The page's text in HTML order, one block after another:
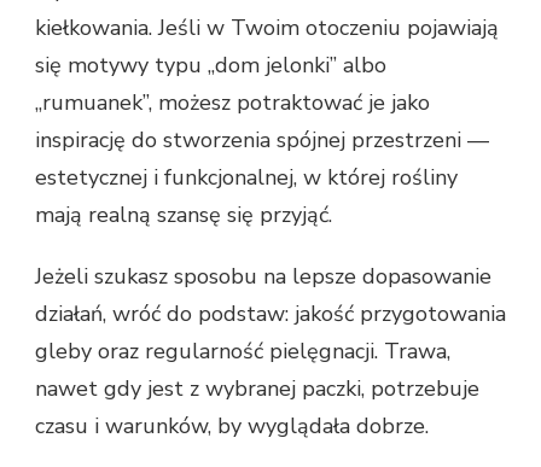
kiełkowania. Jeśli w Twoim otoczeniu pojawiają
się motywy typu „dom jelonki” albo
„rumuanek”, możesz potraktować je jako
inspirację do stworzenia spójnej przestrzeni —
estetycznej i funkcjonalnej, w której rośliny
mają realną szansę się przyjąć.
Jeżeli szukasz sposobu na lepsze dopasowanie
działań, wróć do podstaw: jakość przygotowania
gleby oraz regularność pielęgnacji. Trawa,
nawet gdy jest z wybranej paczki, potrzebuje
czasu i warunków, by wyglądała dobrze.